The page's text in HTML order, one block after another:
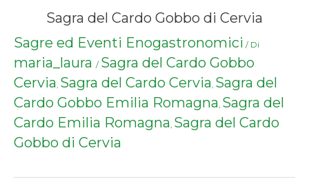
Sagra del Cardo Gobbo di Cervia
Sagre ed Eventi Enogastronomici / Di
maria_laura / Sagra del Cardo Gobbo
Cervia, Sagra del Cardo Cervia, Sagra del
Cardo Gobbo Emilia Romagna, Sagra del
Cardo Emilia Romagna, Sagra del Cardo
Gobbo di Cervia